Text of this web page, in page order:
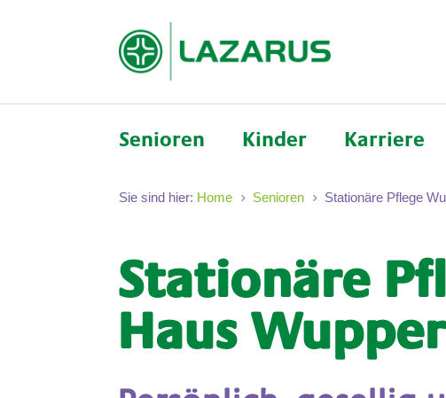
Senioren Kinder Karriere
Sie sind hier: Home 5 Senioren 5 Stationäre Pflege
Stationäre
Haus